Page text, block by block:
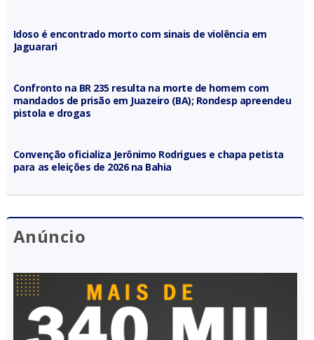
Idoso é encontrado morto com sinais de violência em
Jaguarari
Confronto na BR 235 resulta na morte de homem com
mandados de prisão em Juazeiro (BA); Rondesp apreendeu
pistola e drogas
Convenção oficializa Jerônimo Rodrigues e chapa petista
para as eleições de 2026 na Bahia
Anúncio